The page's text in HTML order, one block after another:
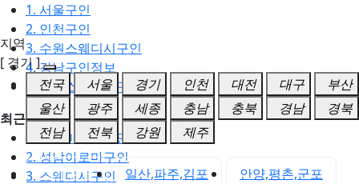
1. 서울구인
2. 인천구인
3. 수원스웨디시구인
4. 강남구인정보
5. 동탄스웨디시구인
최근검색어
1. 일산마사지구인
2. 성남아로마구인
3. 스웨디시구인
지역
[ 경기 ]
전국
서울 경기 인천 대전 대구
부산
울산
광주 세종 충남 충북 경남
경북
전남
전북 강원 제주
경기 전체 일산,파주,김포 안양,평촌,군포